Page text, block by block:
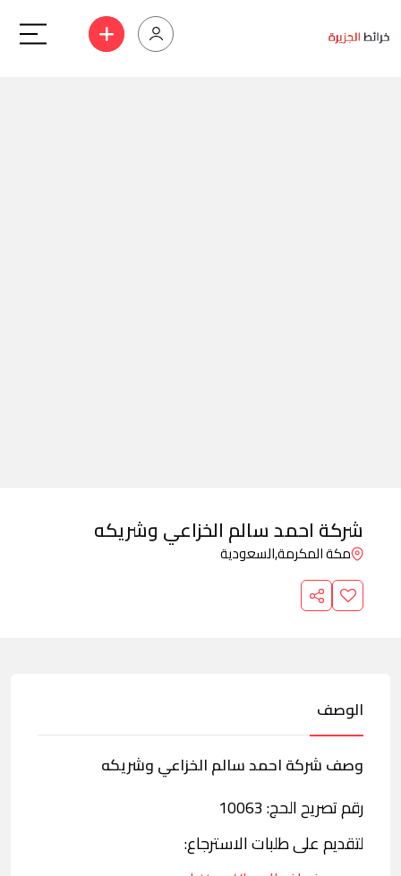
شركة احمد سالم الخزاعي وشريكه
مكة المكرمة,السعودية
الوصف
وصف شركة احمد سالم الخزاعي وشريكه
رقم تصريح الحج: 10063
لتقديم على طلبات الاسترجاع: